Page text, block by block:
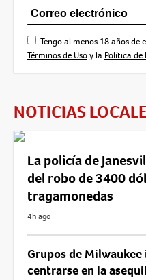
Tengo al menos 18 años de
Términos de Usoy la Política de
NOTICIAS
La policía de
del robo de 3400
tragamonedas
4h ago
Grupos de
centrarse en la